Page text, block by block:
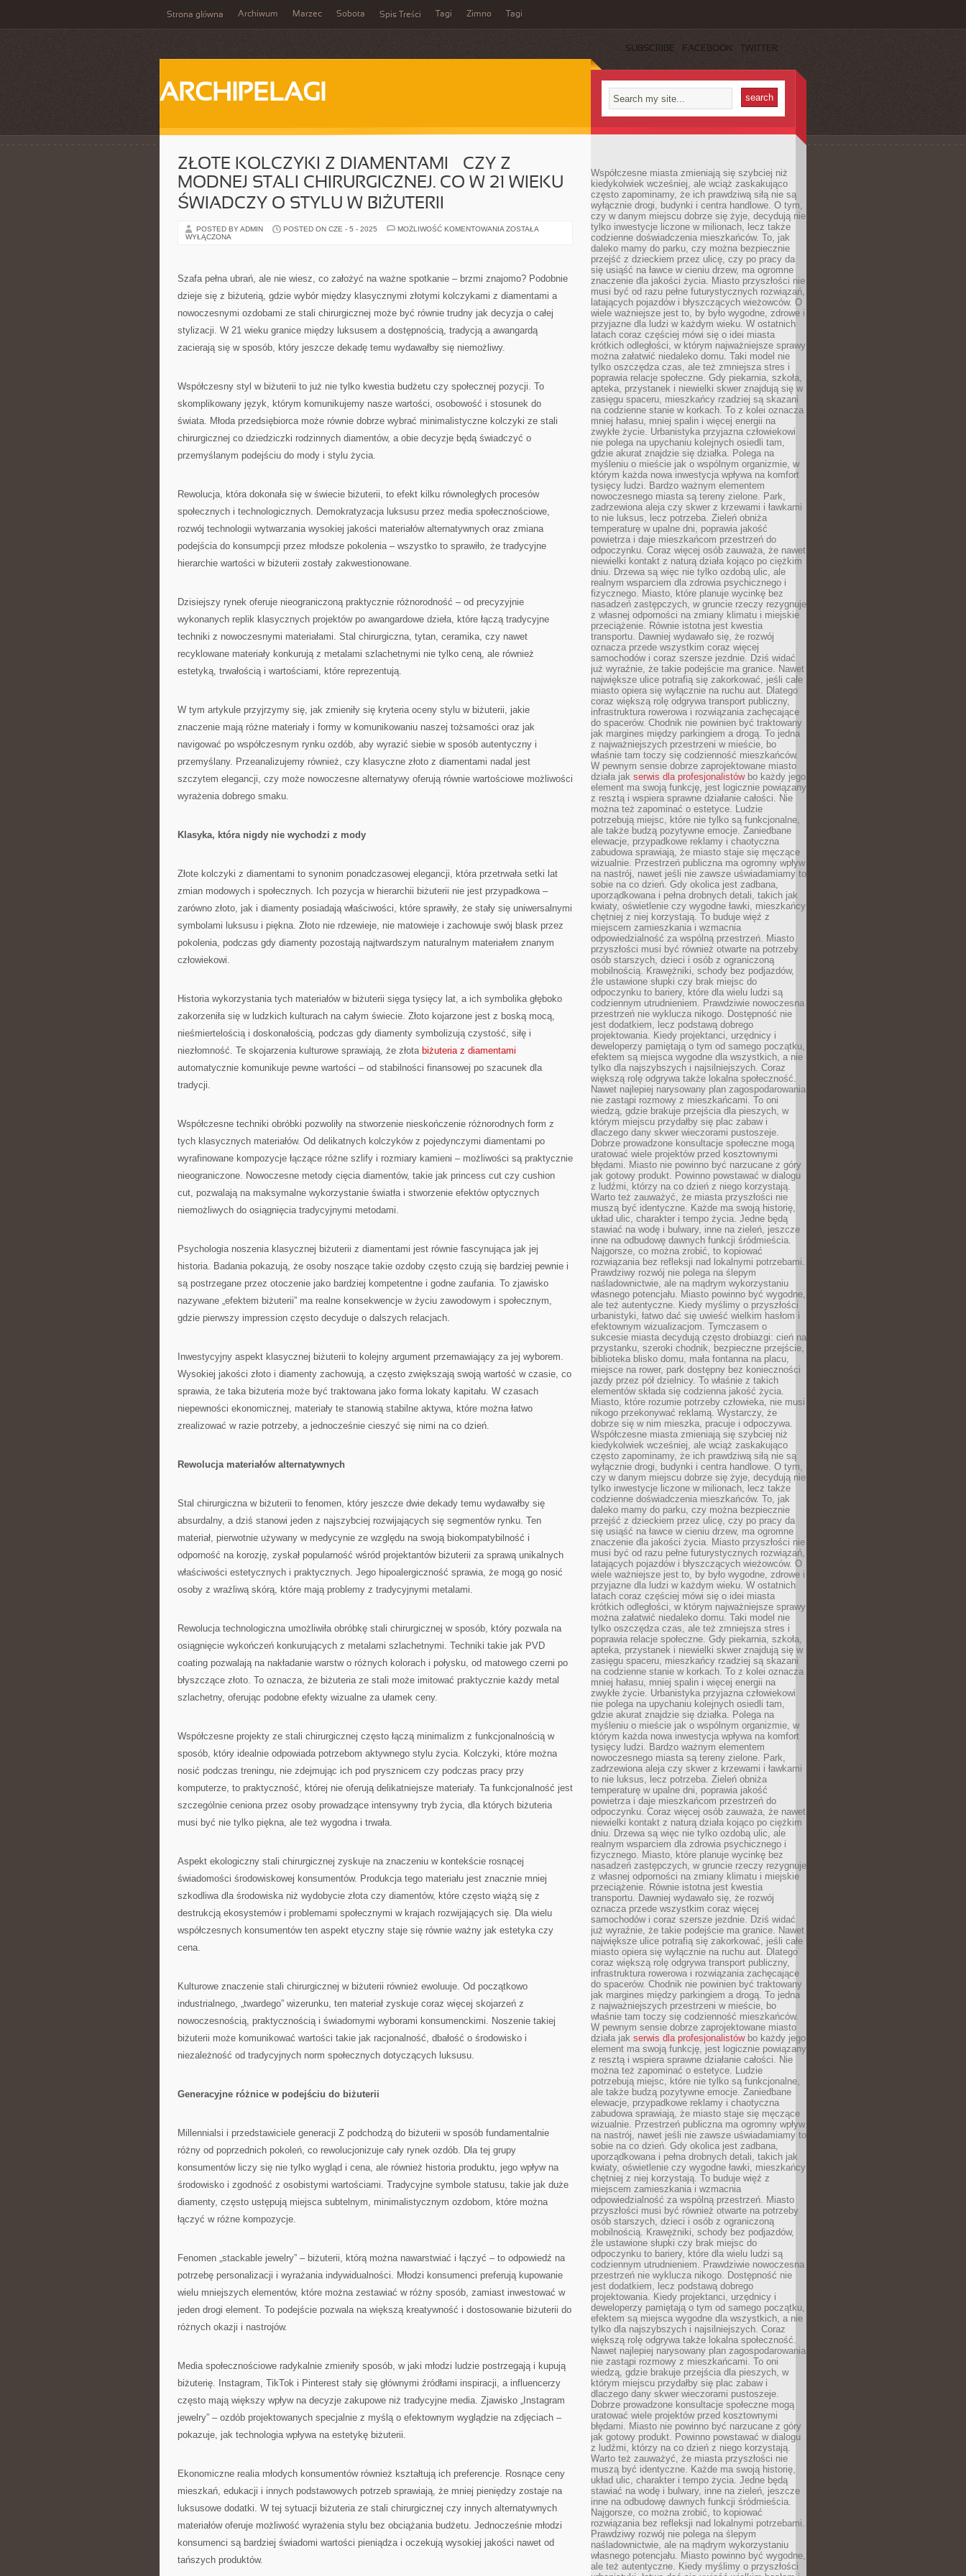
Strona główna Archiwum Marzec Sobota Spis Treści Tagi Zimno Tagi
SUBSCRIBE FACEBOOK TWITTER
ARCHIPELAGI
ZŁOTE KOLCZYKI Z DIAMENTAMI – CZY Z
MODNEJ STALI CHIRURGICZNEJ. CO W 21 WIEKU
ŚWIADCZY O STYLU W BIŻUTERII
POSTED BY ADMIN POSTED ON CZE - 5 - 2025 MOŻLIWOŚĆ KOMENTOWANIA ZŁOTE
Z
MODNEJ
STALI
CHIRURGICZNEJ.
W
WIEKU
ZOSTAŁA
WYŁĄCZONA
Szafa pełna ubrań, ale nie wiesz, co założyć na ważne spotkanie – brzmi znajomo? Podobnie
dzieje się z biżuterią, gdzie wybór między klasycznymi złotymi kolczykami z diamentami a
nowoczesnymi ozdobami ze stali chirurgicznej może być równie trudny jak decyzja o całej
stylizacji. W 21 wieku granice między luksusem a dostępnością, tradycją a awangardą
zacierają się w sposób, który jeszcze dekadę temu wydawałby się niemożliwy.
Współczesny styl w biżuterii to już nie tylko kwestia budżetu czy społecznej pozycji. To
skomplikowany język, którym komunikujemy nasze wartości, osobowość i stosunek do
świata. Młoda przedsiębiorca może równie dobrze wybrać minimalistyczne kolczyki ze stali
chirurgicznej co dziedziczki rodzinnych diamentów, a obie decyzje będą świadczyć o
przemyślanym podejściu do mody i stylu życia.
Rewolucja, która dokonała się w świecie biżuterii, to efekt kilku równoległych procesów
społecznych i technologicznych. Demokratyzacja luksusu przez media społecznościowe,
rozwój technologii wytwarzania wysokiej jakości materiałów alternatywnych oraz zmiana
podejścia do konsumpcji przez młodsze pokolenia – wszystko to sprawiło, że tradycyjne
hierarchie wartości w biżuterii zostały zakwestionowane.
Dzisiejszy rynek oferuje nieograniczoną praktycznie różnorodność – od precyzyjnie
wykonanych replik klasycznych projektów po awangardowe dzieła, które łączą tradycyjne
techniki z nowoczesnymi materiałami. Stal chirurgiczna, tytan, ceramika, czy nawet
recyklowane materiały konkurują z metalami szlachetnymi nie tylko ceną, ale również
estetyką, trwałością i wartościami, które reprezentują.
W tym artykule przyjrzymy się, jak zmieniły się kryteria oceny stylu w biżuterii, jakie
znaczenie mają różne materiały i formy w komunikowaniu naszej tożsamości oraz jak
navigować po współczesnym rynku ozdób, aby wyrazić siebie w sposób autentyczny i
przemyślany. Przeanalizujemy również, czy klasyczne złoto z diamentami nadal jest
szczytem elegancji, czy może nowoczesne alternatywy oferują równie wartościowe możliwości
wyrażenia dobrego smaku.
Klasyka, która nigdy nie wychodzi z mody
Złote kolczyki z diamentami to synonim ponadczasowej elegancji, która przetrwała setki lat
zmian modowych i społecznych. Ich pozycja w hierarchii biżuterii nie jest przypadkowa –
zarówno złoto, jak i diamenty posiadają właściwości, które sprawiły, że stały się uniwersalnymi
symbolami luksusu i piękna. Złoto nie rdzewieje, nie matowieje i zachowuje swój blask przez
pokolenia, podczas gdy diamenty pozostają najtwardszym naturalnym materiałem znanym
człowiekowi.
Historia wykorzystania tych materiałów w biżuterii sięga tysięcy lat, a ich symbolika głęboko
zakorzeniła się w ludzkich kulturach na całym świecie. Złoto kojarzone jest z boską mocą,
nieśmiertelością i doskonałością, podczas gdy diamenty symbolizują czystość, siłę i
niezłomność. Te skojarzenia kulturowe sprawiają, że złota biżuteria z diamentami
automatycznie komunikuje pewne wartości – od stabilności finansowej po szacunek dla
tradycji.
Współczesne techniki obróbki pozwoliły na stworzenie nieskończenie różnorodnych form z
tych klasycznych materiałów. Od delikatnych kolczyków z pojedynczymi diamentami po
wyrafinowane kompozycje łączące różne szlify i rozmiary kamieni – możliwości są praktycznie
nieograniczone. Nowoczesne metody cięcia diamentów, takie jak princess cut czy cushion
cut, pozwalają na maksymalne wykorzystanie światła i stworzenie efektów optycznych
niemożliwych do osiągnięcia tradycyjnymi metodami.
Psychologia noszenia klasycznej biżuterii z diamentami jest równie fascynująca jak jej
historia. Badania pokazują, że osoby noszące takie ozdoby często czują się bardziej pewnie i
są postrzegane przez otoczenie jako bardziej kompetentne i godne zaufania. To zjawisko
nazywane „efektem biżuterii” ma realne konsekwencje w życiu zawodowym i społecznym,
gdzie pierwszy impression często decyduje o dalszych relacjach.
Inwestycyjny aspekt klasycznej biżuterii to kolejny argument przemawiający za jej wyborem.
Wysokiej jakości złoto i diamenty zachowują, a często zwiększają swoją wartość w czasie, co
sprawia, że taka biżuteria może być traktowana jako forma lokaty kapitału. W czasach
niepewności ekonomicznej, materiały te stanowią stabilne aktywa, które można łatwo
zrealizować w razie potrzeby, a jednocześnie cieszyć się nimi na co dzień.
Rewolucja materiałów alternatywnych
Stal chirurgiczna w biżuterii to fenomen, który jeszcze dwie dekady temu wydawałby się
absurdalny, a dziś stanowi jeden z najszybciej rozwijających się segmentów rynku. Ten
materiał, pierwotnie używany w medycynie ze względu na swoją biokompatybilność i
odporność na korozję, zyskał popularność wśród projektantów biżuterii za sprawą unikalnych
właściwości estetycznych i praktycznych. Jego hipoalergiczność sprawia, że mogą go nosić
osoby z wrażliwą skórą, które mają problemy z tradycyjnymi metalami.
Rewolucja technologiczna umożliwiła obróbkę stali chirurgicznej w sposób, który pozwala na
osiągnięcie wykończeń konkurujących z metalami szlachetnymi. Techniki takie jak PVD
coating pozwalają na nakładanie warstw o różnych kolorach i połysku, od matowego czerni po
błyszczące złoto. To oznacza, że biżuteria ze stali może imitować praktycznie każdy metal
szlachetny, oferując podobne efekty wizualne za ułamek ceny.
Współczesne projekty ze stali chirurgicznej często łączą minimalizm z funkcjonalnością w
sposób, który idealnie odpowiada potrzebom aktywnego stylu życia. Kolczyki, które można
nosić podczas treningu, nie zdejmując ich pod prysznicem czy podczas pracy przy
komputerze, to praktyczność, której nie oferują delikatniejsze materiały. Ta funkcjonalność jest
szczególnie ceniona przez osoby prowadzące intensywny tryb życia, dla których biżuteria
musi być nie tylko piękna, ale też wygodna i trwała.
Aspekt ekologiczny stali chirurgicznej zyskuje na znaczeniu w kontekście rosnącej
świadomości środowiskowej konsumentów. Produkcja tego materiału jest znacznie mniej
szkodliwa dla środowiska niż wydobycie złota czy diamentów, które często wiążą się z
destrukcją ekosystemów i problemami społecznymi w krajach rozwijających się. Dla wielu
współczesnych konsumentów ten aspekt etyczny staje się równie ważny jak estetyka czy
cena.
Kulturowe znaczenie stali chirurgicznej w biżuterii również ewoluuje. Od początkowo
industrialnego, „twardego” wizerunku, ten materiał zyskuje coraz więcej skojarzeń z
nowoczesnością, praktycznością i świadomymi wyborami konsumenckimi. Noszenie takiej
biżuterii może komunikować wartości takie jak racjonalność, dbałość o środowisko i
niezależność od tradycyjnych norm społecznych dotyczących luksusu.
Generacyjne różnice w podejściu do biżuterii
Millennialsi i przedstawiciele generacji Z podchodzą do biżuterii w sposób fundamentalnie
różny od poprzednich pokoleń, co rewolucjonizuje cały rynek ozdób. Dla tej grupy
konsumentów liczy się nie tylko wygląd i cena, ale również historia produktu, jego wpływ na
środowisko i zgodność z osobistymi wartościami. Tradycyjne symbole statusu, takie jak duże
diamenty, często ustępują miejsca subtelnym, minimalistycznym ozdobom, które można
łączyć w różne kompozycje.
Fenomen „stackable jewelry” – biżuterii, którą można nawarstwiać i łączyć – to odpowiedź na
potrzebę personalizacji i wyrażania indywidualności. Młodzi konsumenci preferują kupowanie
wielu mniejszych elementów, które można zestawiać w różny sposób, zamiast inwestować w
jeden drogi element. To podejście pozwala na większą kreatywność i dostosowanie biżuterii do
różnych okazji i nastrojów.
Media społecznościowe radykalnie zmieniły sposób, w jaki młodzi ludzie postrzegają i kupują
biżuterię. Instagram, TikTok i Pinterest stały się głównymi źródłami inspiracji, a influencerzy
często mają większy wpływ na decyzje zakupowe niż tradycyjne media. Zjawisko „Instagram
jewelry” – ozdób projektowanych specjalnie z myślą o efektownym wyglądzie na zdjęciach –
pokazuje, jak technologia wpływa na estetykę biżuterii.
Ekonomiczne realia młodych konsumentów również kształtują ich preferencje. Rosnące ceny
mieszkań, edukacji i innych podstawowych potrzeb sprawiają, że mniej pieniędzy zostaje na
luksusowe dodatki. W tej sytuacji biżuteria ze stali chirurgicznej czy innych alternatywnych
materiałów oferuje możliwość wyrażenia stylu bez obciążania budżetu. Jednocześnie młodzi
konsumenci są bardziej świadomi wartości pieniądza i oczekują wysokiej jakości nawet od
tańszych produktów.
Współczesne miasta zmieniają się szybciej niż
kiedykolwiek wcześniej, ale wciąż zaskakująco
często zapominamy, że ich prawdziwą siłą nie są
wyłącznie drogi, budynki i centra handlowe. O tym,
czy w danym miejscu dobrze się żyje, decydują nie
tylko inwestycje liczone w milionach, lecz także
codzienne doświadczenia mieszkańców. To, jak
daleko mamy do parku, czy można bezpiecznie
przejść z dzieckiem przez ulicę, czy po pracy da
się usiąść na ławce w cieniu drzew, ma ogromne
znaczenie dla jakości życia. Miasto przyszłości nie
musi być od razu pełne futurystycznych rozwiązań,
latających pojazdów i błyszczących wieżowców. O
wiele ważniejsze jest to, by było wygodne, zdrowe i
przyjazne dla ludzi w każdym wieku. W ostatnich
latach coraz częściej mówi się o idei miasta
krótkich odległości, w którym najważniejsze sprawy
można załatwić niedaleko domu. Taki model nie
tylko oszczędza czas, ale też zmniejsza stres i
poprawia relacje społeczne. Gdy piekarnia, szkoła,
apteka, przystanek i niewielki skwer znajdują się w
zasięgu spaceru, mieszkańcy rzadziej są skazani
na codzienne stanie w korkach. To z kolei oznacza
mniej hałasu, mniej spalin i więcej energii na
zwykłe życie. Urbanistyka przyjazna człowiekowi
nie polega na upychaniu kolejnych osiedli tam,
gdzie akurat znajdzie się działka. Polega na
myśleniu o mieście jak o wspólnym organizmie, w
którym każda nowa inwestycja wpływa na komfort
tysięcy ludzi. Bardzo ważnym elementem
nowoczesnego miasta są tereny zielone. Park,
zadrzewiona aleja czy skwer z krzewami i ławkami
to nie luksus, lecz potrzeba. Zieleń obniża
temperaturę w upalne dni, poprawia jakość
powietrza i daje mieszkańcom przestrzeń do
odpoczynku. Coraz więcej osób zauważa, że nawet
niewielki kontakt z naturą działa kojąco po ciężkim
dniu. Drzewa są więc nie tylko ozdobą ulic, ale
realnym wsparciem dla zdrowia psychicznego i
fizycznego. Miasto, które planuje wycinkę bez
nasadzeń zastępczych, w gruncie rzeczy rezygnuje
z własnej odporności na zmiany klimatu i miejskie
przeciążenie. Równie istotna jest kwestia
transportu. Dawniej wydawało się, że rozwój
oznacza przede wszystkim coraz więcej
samochodów i coraz szersze jezdnie. Dziś widać
już wyraźnie, że takie podejście ma granice. Nawet
największe ulice potrafią się zakorkować, jeśli całe
miasto opiera się wyłącznie na ruchu aut. Dlatego
coraz większą rolę odgrywa transport publiczny,
infrastruktura rowerowa i rozwiązania zachęcające
do spacerów. Chodnik nie powinien być traktowany
jak margines między parkingiem a drogą. To jedna
z najważniejszych przestrzeni w mieście, bo
właśnie tam toczy się codzienność mieszkańców.
W pewnym sensie dobrze zaprojektowane miasto
działa jak serwis dla profesjonalistówbo każdy jego
element ma swoją funkcję, jest logicznie powiązany
z resztą i wspiera sprawne działanie całości. Nie
można też zapominać o estetyce. Ludzie
potrzebują miejsc, które nie tylko są funkcjonalne,
ale także budzą pozytywne emocje. Zaniedbane
elewacje, przypadkowe reklamy i chaotyczna
zabudowa sprawiają, że miasto staje się męczące
wizualnie. Przestrzeń publiczna ma ogromny wpływ
na nastrój, nawet jeśli nie zawsze uświadamiamy to
sobie na co dzień. Gdy okolica jest zadbana,
uporządkowana i pełna drobnych detali, takich jak
kwiaty, oświetlenie czy wygodne ławki, mieszkańcy
chętniej z niej korzystają. To buduje więź z
miejscem zamieszkania i wzmacnia
odpowiedzialność za wspólną przestrzeń. Miasto
przyszłości musi być również otwarte na potrzeby
osób starszych, dzieci i osób z ograniczoną
mobilnością. Krawężniki, schody bez podjazdów,
źle ustawione słupki czy brak miejsc do
odpoczynku to bariery, które dla wielu ludzi są
codziennym utrudnieniem. Prawdziwie nowoczesna
przestrzeń nie wyklucza nikogo. Dostępność nie
jest dodatkiem, lecz podstawą dobrego
projektowania. Kiedy projektanci, urzędnicy i
deweloperzy pamiętają o tym od samego początku,
efektem są miejsca wygodne dla wszystkich, a nie
tylko dla najszybszych i najsilniejszych. Coraz
większą rolę odgrywa także lokalna społeczność.
Nawet najlepiej narysowany plan zagospodarowania
nie zastąpi rozmowy z mieszkańcami. To oni
wiedzą, gdzie brakuje przejścia dla pieszych, w
którym miejscu przydałby się plac zabaw i
dlaczego dany skwer wieczorami pustoszeje.
Dobrze prowadzone konsultacje społeczne mogą
uratować wiele projektów przed kosztownymi
błędami. Miasto nie powinno być narzucane z góry
jak gotowy produkt. Powinno powstawać w dialogu
z ludźmi, którzy na co dzień z niego korzystają.
Warto też zauważyć, że miasta przyszłości nie
muszą być identyczne. Każde ma swoją historię,
układ ulic, charakter i tempo życia. Jedne będą
stawiać na wodę i bulwary, inne na zieleń, jeszcze
inne na odbudowę dawnych funkcji śródmieścia.
Najgorsze, co można zrobić, to kopiować
rozwiązania bez refleksji nad lokalnymi potrzebami.
Prawdziwy rozwój nie polega na ślepym
naśladownictwie, ale na mądrym wykorzystaniu
własnego potencjału. Miasto powinno być wygodne,
ale też autentyczne. Kiedy myślimy o przyszłości
urbanistyki, łatwo dać się uwieść wielkim hasłom i
efektownym wizualizacjom. Tymczasem o
sukcesie miasta decydują często drobiazgi: cień na
przystanku, szeroki chodnik, bezpieczne przejście,
biblioteka blisko domu, mała fontanna na placu,
miejsce na rower, park dostępny bez konieczności
jazdy przez pół dzielnicy. To właśnie z takich
elementów składa się codzienna jakość życia.
Miasto, które rozumie potrzeby człowieka, nie musi
nikogo przekonywać reklamą. Wystarczy, że
dobrze się w nim mieszka, pracuje i odpoczywa.
Współczesne miasta zmieniają się szybciej niż
kiedykolwiek wcześniej, ale wciąż zaskakująco
często zapominamy, że ich prawdziwą siłą nie są
wyłącznie drogi, budynki i centra handlowe. O tym,
czy w danym miejscu dobrze się żyje, decydują nie
tylko inwestycje liczone w milionach, lecz także
codzienne doświadczenia mieszkańców. To, jak
daleko mamy do parku, czy można bezpiecznie
przejść z dzieckiem przez ulicę, czy po pracy da
się usiąść na ławce w cieniu drzew, ma ogromne
znaczenie dla jakości życia. Miasto przyszłości nie
musi być od razu pełne futurystycznych rozwiązań,
latających pojazdów i błyszczących wieżowców. O
wiele ważniejsze jest to, by było wygodne, zdrowe i
przyjazne dla ludzi w każdym wieku. W ostatnich
latach coraz częściej mówi się o idei miasta
krótkich odległości, w którym najważniejsze sprawy
można załatwić niedaleko domu. Taki model nie
tylko oszczędza czas, ale też zmniejsza stres i
poprawia relacje społeczne. Gdy piekarnia, szkoła,
apteka, przystanek i niewielki skwer znajdują się w
zasięgu spaceru, mieszkańcy rzadziej są skazani
na codzienne stanie w korkach. To z kolei oznacza
mniej hałasu, mniej spalin i więcej energii na
zwykłe życie. Urbanistyka przyjazna człowiekowi
nie polega na upychaniu kolejnych osiedli tam,
gdzie akurat znajdzie się działka. Polega na
myśleniu o mieście jak o wspólnym organizmie, w
którym każda nowa inwestycja wpływa na komfort
tysięcy ludzi. Bardzo ważnym elementem
nowoczesnego miasta są tereny zielone. Park,
zadrzewiona aleja czy skwer z krzewami i ławkami
to nie luksus, lecz potrzeba. Zieleń obniża
temperaturę w upalne dni, poprawia jakość
powietrza i daje mieszkańcom przestrzeń do
odpoczynku. Coraz więcej osób zauważa, że nawet
niewielki kontakt z naturą działa kojąco po ciężkim
dniu. Drzewa są więc nie tylko ozdobą ulic, ale
realnym wsparciem dla zdrowia psychicznego i
fizycznego. Miasto, które planuje wycinkę bez
nasadzeń zastępczych, w gruncie rzeczy rezygnuje
z własnej odporności na zmiany klimatu i miejskie
przeciążenie. Równie istotna jest kwestia
transportu. Dawniej wydawało się, że rozwój
oznacza przede wszystkim coraz więcej
samochodów i coraz szersze jezdnie. Dziś widać
już wyraźnie, że takie podejście ma granice. Nawet
największe ulice potrafią się zakorkować, jeśli całe
miasto opiera się wyłącznie na ruchu aut. Dlatego
coraz większą rolę odgrywa transport publiczny,
infrastruktura rowerowa i rozwiązania zachęcające
do spacerów. Chodnik nie powinien być traktowany
jak margines między parkingiem a drogą. To jedna
z najważniejszych przestrzeni w mieście, bo
właśnie tam toczy się codzienność mieszkańców.
W pewnym sensie dobrze zaprojektowane miasto
działa jak serwis dla profesjonalistówbo każdy jego
element ma swoją funkcję, jest logicznie powiązany
z resztą i wspiera sprawne działanie całości. Nie
można też zapominać o estetyce. Ludzie
potrzebują miejsc, które nie tylko są funkcjonalne,
ale także budzą pozytywne emocje. Zaniedbane
elewacje, przypadkowe reklamy i chaotyczna
zabudowa sprawiają, że miasto staje się męczące
wizualnie. Przestrzeń publiczna ma ogromny wpływ
na nastrój, nawet jeśli nie zawsze uświadamiamy to
sobie na co dzień. Gdy okolica jest zadbana,
uporządkowana i pełna drobnych detali, takich jak
kwiaty, oświetlenie czy wygodne ławki, mieszkańcy
chętniej z niej korzystają. To buduje więź z
miejscem zamieszkania i wzmacnia
odpowiedzialność za wspólną przestrzeń. Miasto
przyszłości musi być również otwarte na potrzeby
osób starszych, dzieci i osób z ograniczoną
mobilnością. Krawężniki, schody bez podjazdów,
źle ustawione słupki czy brak miejsc do
odpoczynku to bariery, które dla wielu ludzi są
codziennym utrudnieniem. Prawdziwie nowoczesna
przestrzeń nie wyklucza nikogo. Dostępność nie
jest dodatkiem, lecz podstawą dobrego
projektowania. Kiedy projektanci, urzędnicy i
deweloperzy pamiętają o tym od samego początku,
efektem są miejsca wygodne dla wszystkich, a nie
tylko dla najszybszych i najsilniejszych. Coraz
większą rolę odgrywa także lokalna społeczność.
Nawet najlepiej narysowany plan zagospodarowania
nie zastąpi rozmowy z mieszkańcami. To oni
wiedzą, gdzie brakuje przejścia dla pieszych, w
którym miejscu przydałby się plac zabaw i
dlaczego dany skwer wieczorami pustoszeje.
Dobrze prowadzone konsultacje społeczne mogą
uratować wiele projektów przed kosztownymi
błędami. Miasto nie powinno być narzucane z góry
jak gotowy produkt. Powinno powstawać w dialogu
z ludźmi, którzy na co dzień z niego korzystają.
Warto też zauważyć, że miasta przyszłości nie
muszą być identyczne. Każde ma swoją historię,
układ ulic, charakter i tempo życia. Jedne będą
stawiać na wodę i bulwary, inne na zieleń, jeszcze
inne na odbudowę dawnych funkcji śródmieścia.
Najgorsze, co można zrobić, to kopiować
rozwiązania bez refleksji nad lokalnymi potrzebami.
Prawdziwy rozwój nie polega na ślepym
naśladownictwie, ale na mądrym wykorzystaniu
własnego potencjału. Miasto powinno być wygodne,
ale też autentyczne. Kiedy myślimy o przyszłości